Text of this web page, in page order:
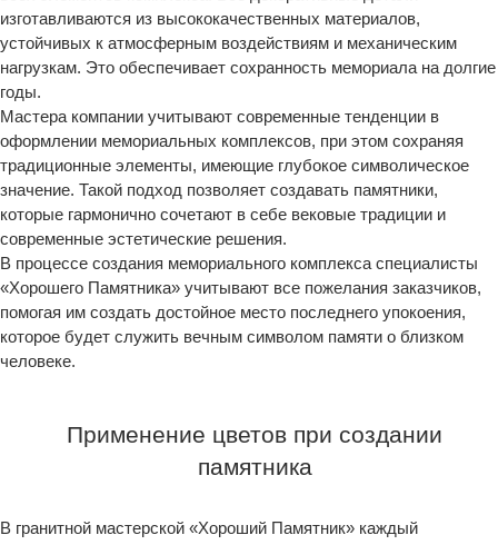
изготавливаются из высококачественных материалов,
устойчивых к атмосферным воздействиям и механическим
нагрузкам. Это обеспечивает сохранность мемориала на долгие
годы.
Мастера компании учитывают современные тенденции в
оформлении мемориальных комплексов, при этом сохраняя
традиционные элементы, имеющие глубокое символическое
значение. Такой подход позволяет создавать памятники,
которые гармонично сочетают в себе вековые традиции и
современные эстетические решения.
В процессе создания мемориального комплекса специалисты
«Хорошего Памятника» учитывают все пожелания заказчиков,
помогая им создать достойное место последнего упокоения,
которое будет служить вечным символом памяти о близком
человеке.
Применение цветов при создании
памятника
В гранитной мастерской «Хороший Памятник» каждый